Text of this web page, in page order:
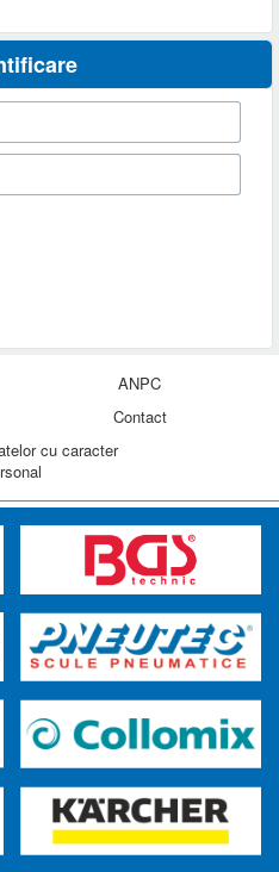
ANPC
Contact
cu caracter